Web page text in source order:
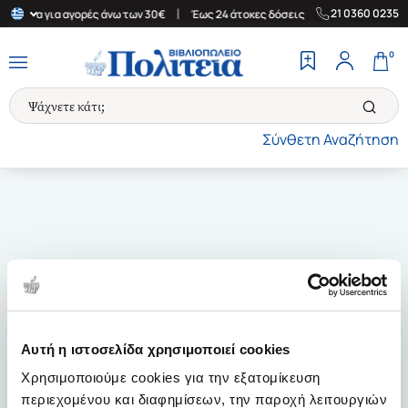
Αυτή η ιστοσελίδα χρησιμοποιεί cookies
Χρησιμοποιούμε cookies για την εξατομίκευση
περιεχομένου και διαφημίσεων, την παροχή λειτουργιών
για αγορές άνω των 30€ | Έως 24 άτοκες δόσεις | Δωρεάν
21 0360 0235
Σύνθετη Αναζήτηση
0